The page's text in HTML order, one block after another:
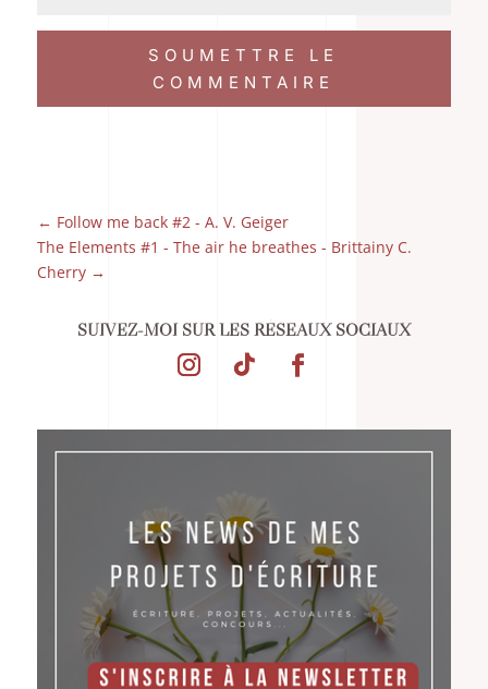
SOUMETTRE LE
COMMENTAIRE
← Follow me back #2 - A. V. Geiger
The Elements #1 - The air he breathes - Brittainy C.
Cherry→
SUIVEZ-MOI SUR LES RÉSEAUX SOCIAUX